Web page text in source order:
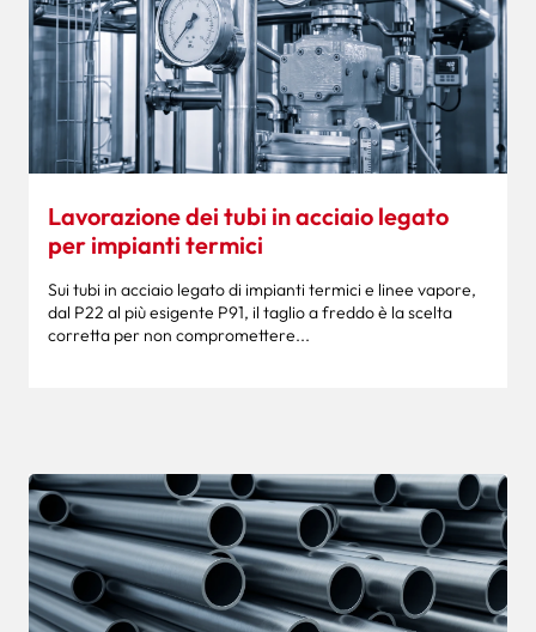
Lavorazione dei tubi in acciaio legato
per impianti termici
Sui tubi in acciaio legato di impianti termici e linee vapore,
dal P22 al più esigente P91, il taglio a freddo è la scelta
corretta per non compromettere...